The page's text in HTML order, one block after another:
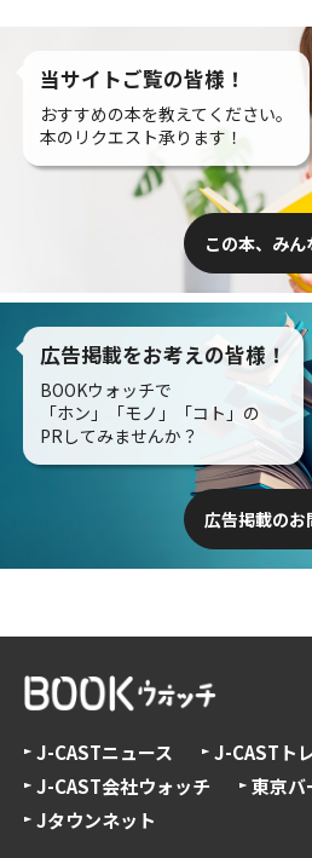
当サイトご覧の皆様！
おすすめの本を教えてください。
本のリクエスト承ります！
この本、み
広告掲載をお考えの皆様！
BOOKウォッチで
「ホン」「モノ」「コト」の
PRしてみませんか？
広告掲載のお
J-CASTニュース
J-CASTト
J-CAST会社ウォッチ
東京バ
Jタウンネット